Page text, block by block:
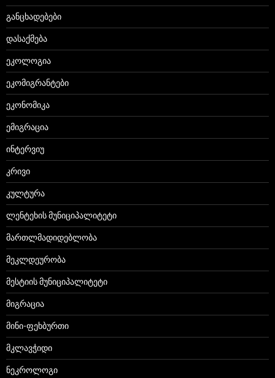
განცხადებები
დასაქმება
ეკოლოგია
ეკომიგრანტები
ეკონომიკა
ემიგრაცია
ინტერვიუ
კრივი
კულტურა
ლენტეხის მუნიციპალიტეტი
მართლმადიდებლობა
მეკლდეურობა
მესტიის მუნიციპალიტეტი
მიგრაცია
მინი-ფეხბურთი
მკლავჭიდი
ნეკროლოგი